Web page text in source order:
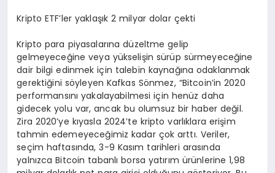
Kripto ETF’ler yaklaşık 2 milyar dolar çekti
Kripto para piyasalarına düzeltme gelip
gelmeyeceğine veya yükselişin sürüp sürmeyeceğine
dair bilgi edinmek için talebin kaynağına odaklanmak
gerektiğini söyleyen Kafkas Sönmez, “Bitcoin’in 2020
performansını yakalayabilmesi için henüz daha
gidecek yolu var, ancak bu olumsuz bir haber değil.
Zira 2020’ye kıyasla 2024’te kripto varlıklara erişim
tahmin edemeyeceğimiz kadar çok arttı. Veriler,
seçim haftasında, 3-9 Kasım tarihleri arasında
yalnızca Bitcoin tabanlı borsa yatırım ürünlerine 1,98